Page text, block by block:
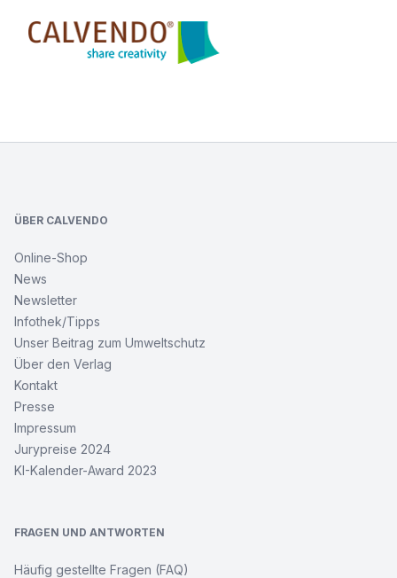
Calvendo
ÜBER CALVENDO
Online-Shop
News
Newsletter
Infothek/Tipps
Unser Beitrag zum Umweltschutz
Über den Verlag
Kontakt
Presse
Impressum
Jurypreise 2024
KI-Kalender-Award 2023
FRAGEN UND ANTWORTEN
Häufig gestellte Fragen (FAQ)